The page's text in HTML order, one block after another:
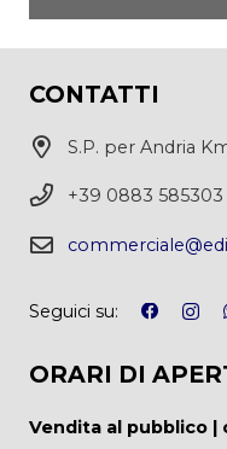
CONTATTI
S.P. per Andria
+39 0883 585303
Seguici su:
ORARI DI
Vendita al pubblico